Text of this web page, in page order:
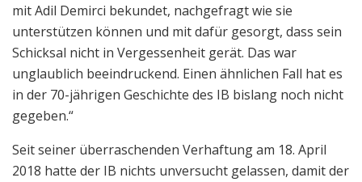
mit Adil Demirci bekundet, nachgefragt wie sie
unterstützen können und mit dafür gesorgt, dass sein
Schicksal nicht in Vergessenheit gerät. Das war
unglaublich beeindruckend. Einen ähnlichen Fall hat es
in der 70-jährigen Geschichte des IB bislang noch nicht
gegeben.“
Seit seiner überraschenden Verhaftung am 18. April
2018 hatte der IB nichts unversucht gelassen, damit der